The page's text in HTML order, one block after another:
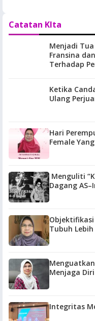
Catatan KIta
Menjadi
Fransina
Terhadap
Ketika
Ulang
Hari
Female
Menguliti
Dagang
Tubuh
Menjaga
Integritas